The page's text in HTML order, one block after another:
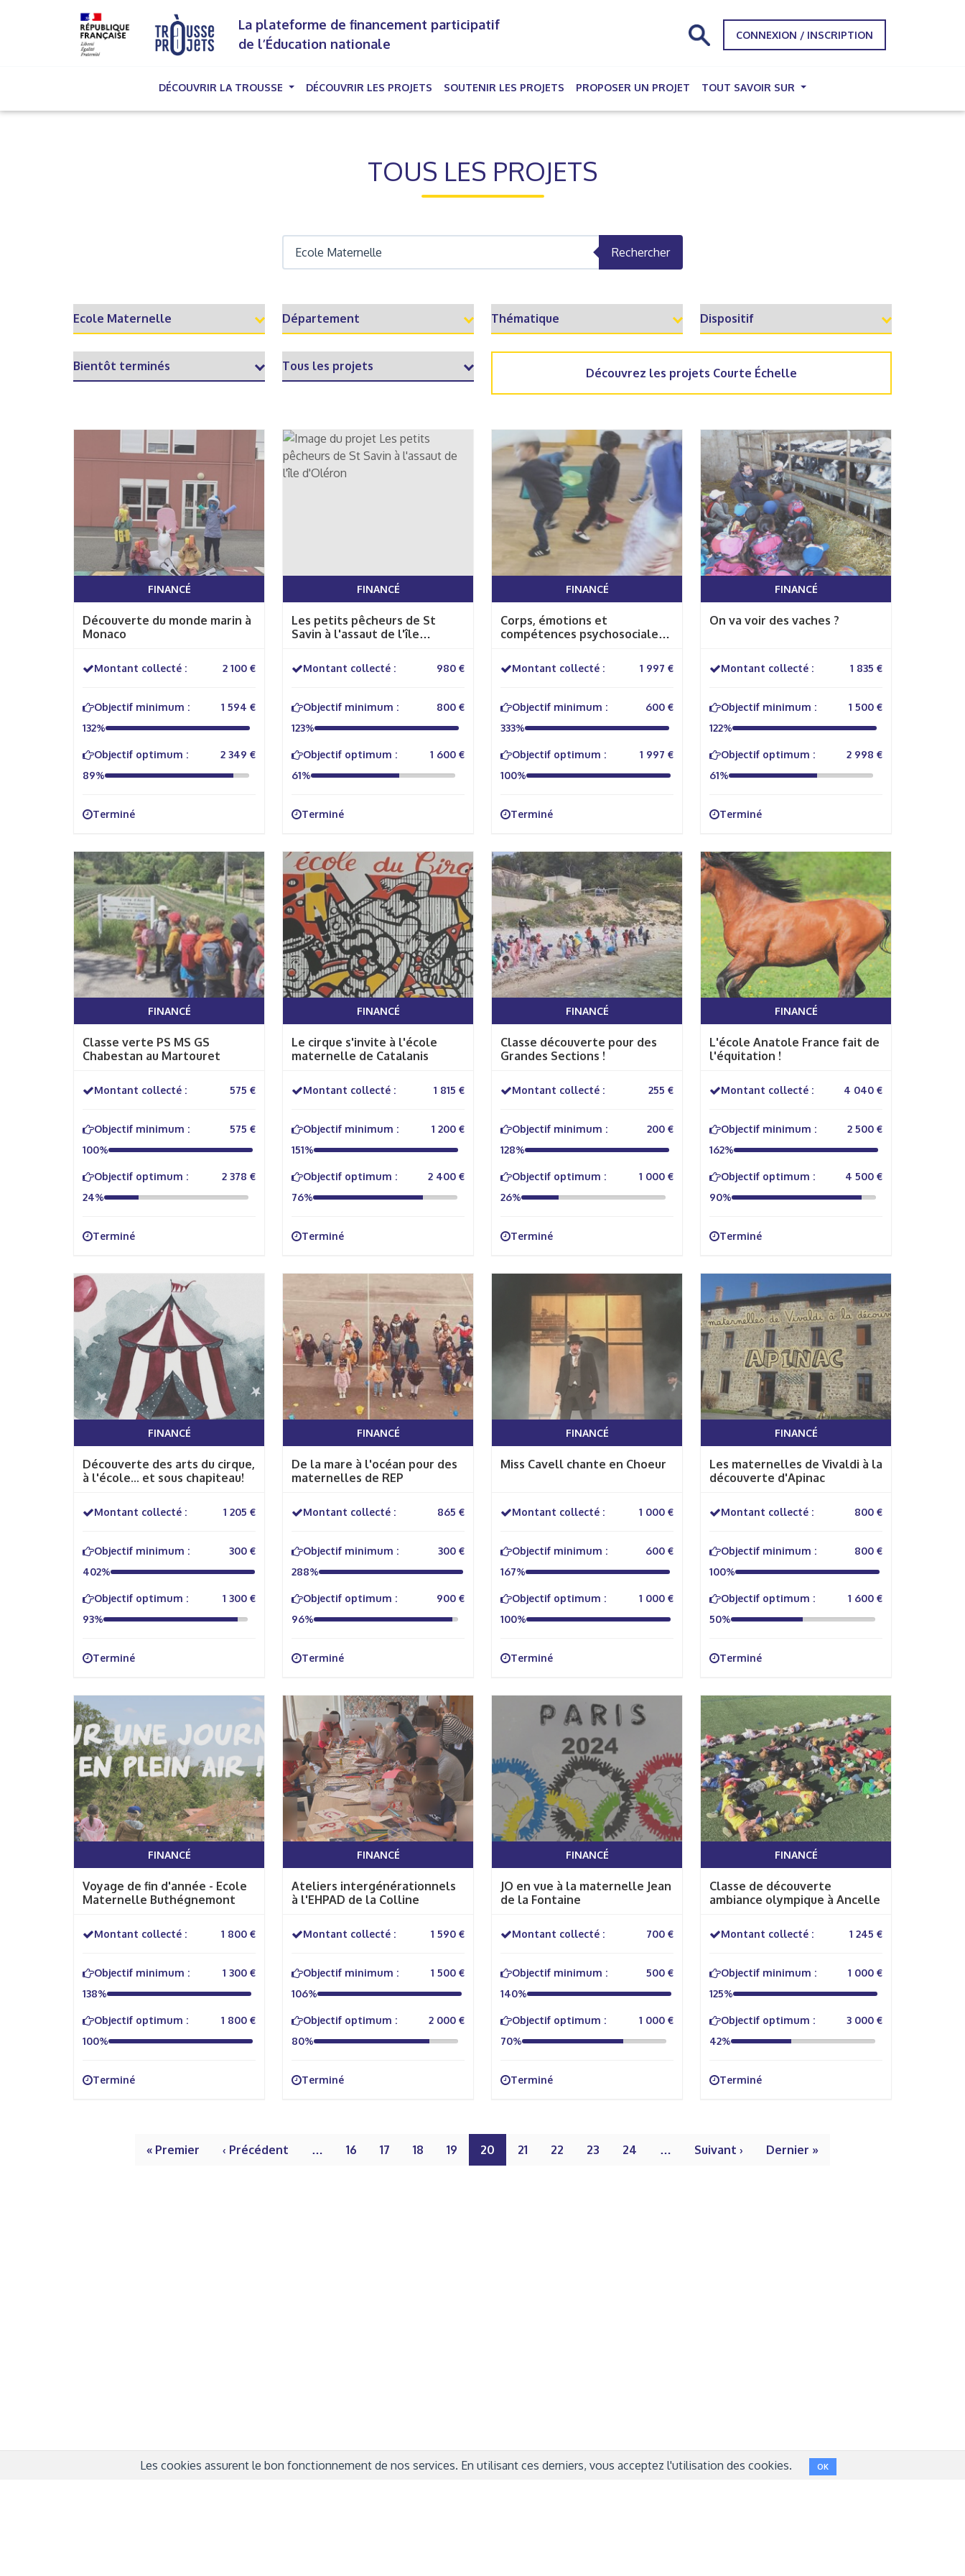
La plateforme de financement participatif
de l’Éducation nationale
CONNEXION / INSCRIPTION
DÉCOUVRIR LA TROUSSE DÉCOUVRIR LES PROJETS SOUTENIR LES PROJETS PROPOSER UN PROJET TOUT SAVOIR SUR
TOUS LES PROJETS
Rechercher
Découvrez les projets Courte Échelle
FINANCÉ
Découverte du monde marin à
Monaco
Montant collecté : 2 100 €
Objectif minimum :
1 594 €
132%
Objectif optimum :
2 349 €
89%
Terminé
FINANCÉ
Les petits pêcheurs de St
Savin à l'assaut de l'île
Montant collecté : 980 €
Objectif minimum :
800 €
123%
Objectif optimum :
1 600 €
61%
Terminé
FINANCÉ
Corps, émotions et
compétences psychosociales à
Montant collecté : 1 997 €
Objectif minimum :
600 €
333%
Objectif optimum :
1 997 €
100%
Terminé
FINANCÉ
On va voir des vaches ?
Montant collecté : 1 835 €
Objectif minimum :
1 500 €
122%
Objectif optimum :
2 998 €
61%
Terminé
FINANCÉ
Classe verte PS MS GS
Chabestan au Martouret
Montant collecté : 575 €
Objectif minimum :
575 €
100%
Objectif optimum :
2 378 €
24%
Terminé
FINANCÉ
Le cirque s'invite à l'école
maternelle de Catalanis
Montant collecté : 1 815 €
Objectif minimum :
1 200 €
151%
Objectif optimum :
2 400 €
76%
Terminé
FINANCÉ
Classe découverte pour des
Grandes Sections !
Montant collecté : 255 €
Objectif minimum :
200 €
128%
Objectif optimum :
1 000 €
26%
Terminé
FINANCÉ
L'école Anatole France fait de
l'équitation !
Montant collecté : 4 040 €
Objectif minimum :
2 500 €
162%
Objectif optimum :
4 500 €
90%
Terminé
FINANCÉ
Découverte des arts du cirque,
à l'école... et sous chapiteau!
Montant collecté : 1 205 €
Objectif minimum :
300 €
402%
Objectif optimum :
1 300 €
93%
Terminé
FINANCÉ
De la mare à l'océan pour des
maternelles de REP
Montant collecté : 865 €
Objectif minimum :
300 €
288%
Objectif optimum :
900 €
96%
Terminé
FINANCÉ
Miss Cavell chante en Choeur
Montant collecté : 1 000 €
Objectif minimum :
600 €
167%
Objectif optimum :
1 000 €
100%
Terminé
FINANCÉ
Les maternelles de Vivaldi à la
découverte d'Apinac
Montant collecté : 800 €
Objectif minimum :
800 €
100%
Objectif optimum :
1 600 €
50%
Terminé
FINANCÉ
Voyage de fin d'année - Ecole
Maternelle Buthégnemont
Montant collecté : 1 800 €
Objectif minimum :
1 300 €
138%
Objectif optimum :
1 800 €
100%
Terminé
FINANCÉ
Ateliers intergénérationnels
à l'EHPAD de la Colline
Montant collecté : 1 590 €
Objectif minimum :
1 500 €
106%
Objectif optimum :
2 000 €
80%
Terminé
FINANCÉ
JO en vue à la maternelle Jean
de la Fontaine
Montant collecté : 700 €
Objectif minimum :
500 €
140%
Objectif optimum :
1 000 €
70%
Terminé
FINANCÉ
Classe de découverte
ambiance olympique à Ancelle
Montant collecté : 1 245 €
Objectif minimum :
1 000 €
125%
Objectif optimum :
3 000 €
42%
Terminé
« Premier ‹ Précédent … 16 17 18 19 20 21 22 23 24 … Suivant › Dernier »
© 2024 Copyright Trousse à Projets | Powered by Capsens |
Les cookies assurent le bon fonctionnement de nos services. En utilisant ces derniers, vous acceptez l'utilisation des cookies. OK